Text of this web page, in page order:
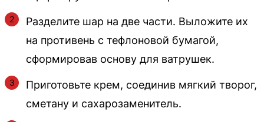
Разделите шар на две части. Выложите их
на противень с тефлоновой бумагой,
сформировав основу для ватрушек.
Приготовьте крем, соединив мягкий творог,
сметану и сахарозаменитель.